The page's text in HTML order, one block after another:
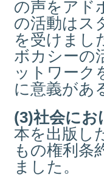
の声をアド
の活動はス
を受けまし
ボカシーの
ットワーク
に意義があ
(3)社会にお
本を出版し
もの権利条
ました。